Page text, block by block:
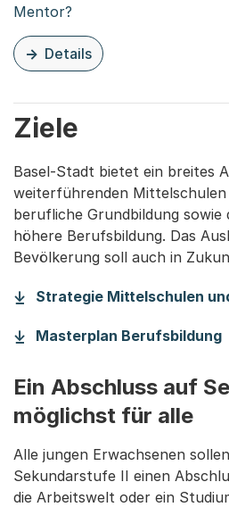
Mentor?
Details
zu dieser Organisationsseite:
Ziele
Basel-Stadt bietet ein breites
weiterführenden
berufliche Grundbildung
höhere Berufsbildung. Das
Bevölkerung soll auch in
Strategie Mittelschulen
Masterplan Berufsbildung
Ein Abschluss auf
möglichst für alle
Alle jungen Erwachsenen
Sekundarstufe II einen
die Arbeitswelt oder ein